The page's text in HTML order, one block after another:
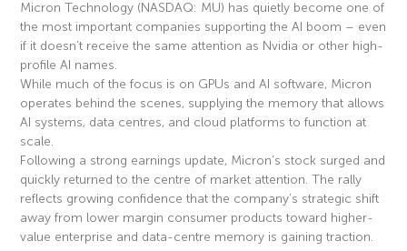
Micron Technology (NASDAQ: MU) has quietly become one of
the most important companies supporting the AI boom – even
if it doesn’t receive the same attention as Nvidia or other high-
profile AI names.
While much of the focus is on GPUs and AI software, Micron
operates behind the scenes, supplying the memory that allows
AI systems, data centres, and cloud platforms to function at
scale.
Following a strong earnings update, Micron’s stock surged and
quickly returned to the centre of market attention. The rally
reflects growing confidence that the company’s strategic shift
away from lower margin consumer products toward higher-
value enterprise and data-centre memory is gaining traction.